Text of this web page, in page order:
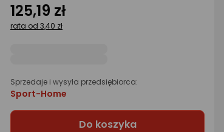
125,19 zł
rata od 3,40 zł
Sprzedaje i wysyła przedsiębiorca:
Sport-Home
Do koszyka